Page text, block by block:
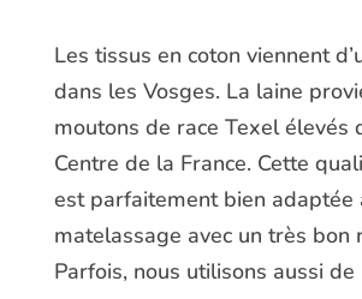
Les tissus en coton viennent
dans les Vosges. La laine
moutons de race Texel élevés
Centre de la France. Cette
est parfaitement bien adaptée
matelassage avec un très bon
Parfois, nous utilisons aussi